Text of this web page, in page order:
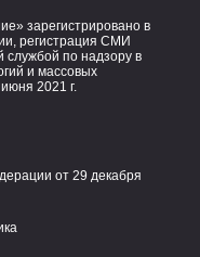
зарегистрировано в
регистрация СМИ
по надзору в
и массовых
2021 г.
от 29 декабря